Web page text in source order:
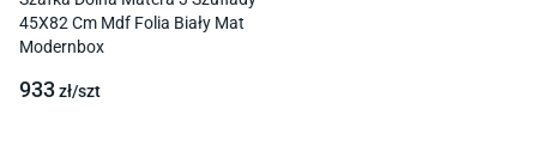
45X82 Cm Mdf Folia Biały Mat
Modernbox
933zł/szt